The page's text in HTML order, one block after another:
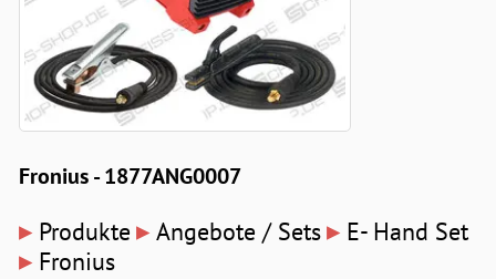
Fronius - 1877ANG0007
▸ Produkte ▸ Angebote / Sets▸ E- Hand Set
▸ Fronius